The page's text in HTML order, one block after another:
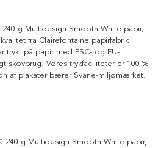
g Multidesign Smooth White-papir,
fra Clairefontaine papirfabrik i
trykt på papir med FSC- og EU-
skovbrug. Vores trykfaciliteter er 100 %
af plakater bærer Svane-miljømærket.
240 g Multidesign Smooth White-papir,